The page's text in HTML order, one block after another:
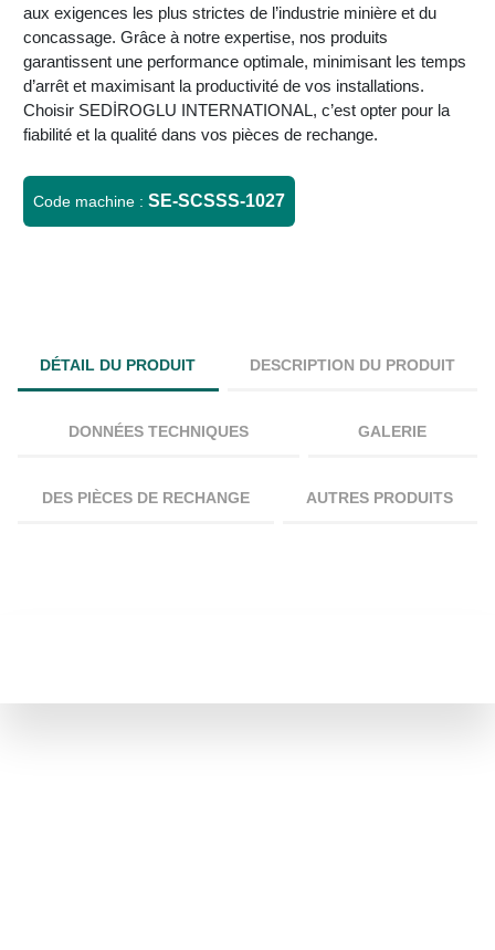
aux exigences les plus strictes de l’industrie minière et du
concassage. Grâce à notre expertise, nos produits
garantissent une performance optimale, minimisant les temps
d’arrêt et maximisant la productivité de vos installations.
Choisir SEDİROGLU INTERNATIONAL, c’est opter pour la
fiabilité et la qualité dans vos pièces de rechange.
Code machine : SE-SCSSS-1027
DÉTAIL DU PRODUIT DESCRIPTION DU PRODUIT
DONNÉES TECHNIQUES GALERIE
DES PIÈCES DE RECHANGE AUTRES PRODUITS